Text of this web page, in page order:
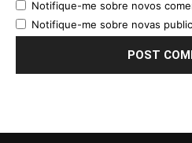
Notifique-me sobre novos
Notifique-me sobre novas